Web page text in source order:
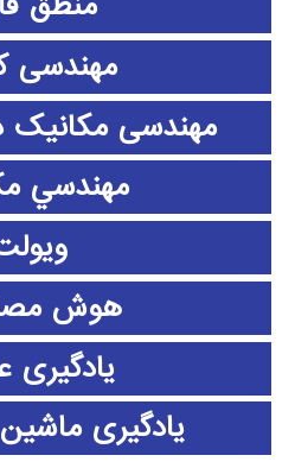
مهندسی
مهندسی مکانیک
مهندسي
هوش
یادگیری
یادگیری